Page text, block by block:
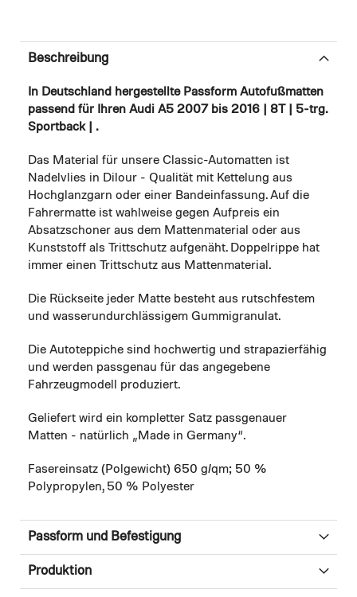
Beschreibung
In Deutschland hergestellte Passform Autofußmatten
passend für Ihren Audi A5 2007 bis 2016 | 8T | 5-trg.
Sportback | .
Das Material für unsere Classic-Automatten ist
Nadelvlies in Dilour - Qualität mit Kettelung aus
Hochglanzgarn oder einer Bandeinfassung. Auf die
Fahrermatte ist wahlweise gegen Aufpreis ein
Absatzschoner aus dem Mattenmaterial oder aus
Kunststoff als Trittschutz aufgenäht. Doppelrippe hat
immer einen Trittschutz aus Mattenmaterial.
Die Rückseite jeder Matte besteht aus rutschfestem
und wasserundurchlässigem Gummigranulat.
Die Autoteppiche sind hochwertig und strapazierfähig
und werden passgenau für das angegebene
Fahrzeugmodell produziert.
Geliefert wird ein kompletter Satz passgenauer
Matten - natürlich „Made in Germany“.
Fasereinsatz (Polgewicht) 650 g/qm; 50 %
Polypropylen, 50 % Polyester
Passform und Befestigung
Produktion